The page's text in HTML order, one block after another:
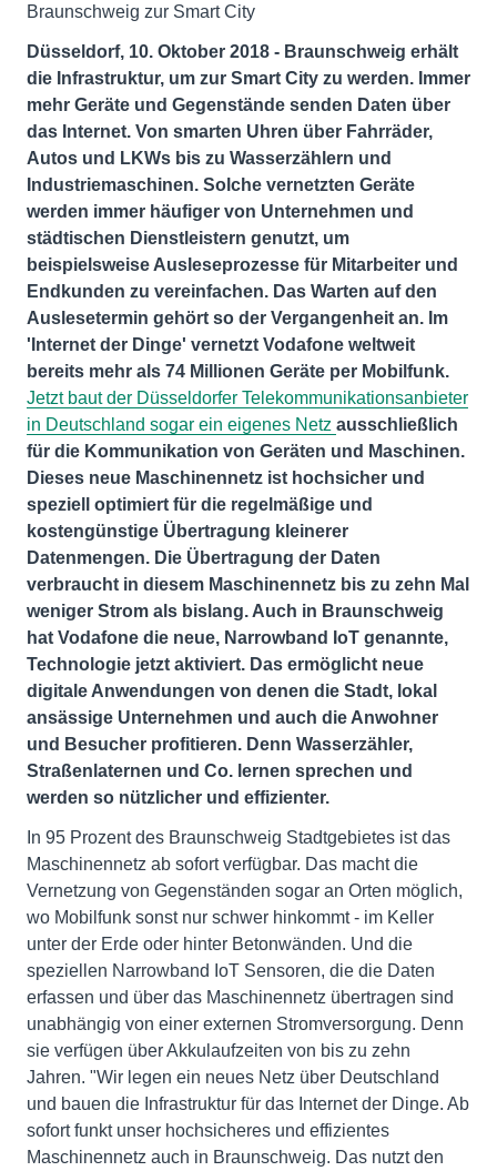
Braunschweig zur Smart City
Düsseldorf, 10. Oktober 2018 - Braunschweig erhält
die Infrastruktur, um zur Smart City zu werden. Immer
mehr Geräte und Gegenstände senden Daten über
das Internet. Von smarten Uhren über Fahrräder,
Autos und LKWs bis zu Wasserzählern und
Industriemaschinen. Solche vernetzten Geräte
werden immer häufiger von Unternehmen und
städtischen Dienstleistern genutzt, um
beispielsweise Ausleseprozesse für Mitarbeiter und
Endkunden zu vereinfachen. Das Warten auf den
Auslesetermin gehört so der Vergangenheit an. Im
'Internet der Dinge' vernetzt Vodafone weltweit
bereits mehr als 74 Millionen Geräte per Mobilfunk.
Jetzt baut der Düsseldorfer Telekommunikationsanbieter
in Deutschland sogar ein eigenes Netz ausschließlich
für die Kommunikation von Geräten und Maschinen.
Dieses neue Maschinennetz ist hochsicher und
speziell optimiert für die regelmäßige und
kostengünstige Übertragung kleinerer
Datenmengen. Die Übertragung der Daten
verbraucht in diesem Maschinennetz bis zu zehn Mal
weniger Strom als bislang. Auch in Braunschweig
hat Vodafone die neue, Narrowband IoT genannte,
Technologie jetzt aktiviert. Das ermöglicht neue
digitale Anwendungen von denen die Stadt, lokal
ansässige Unternehmen und auch die Anwohner
und Besucher profitieren. Denn Wasserzähler,
Straßenlaternen und Co. lernen sprechen und
werden so nützlicher und effizienter.
In 95 Prozent des Braunschweig Stadtgebietes ist das
Maschinennetz ab sofort verfügbar. Das macht die
Vernetzung von Gegenständen sogar an Orten möglich,
wo Mobilfunk sonst nur schwer hinkommt - im Keller
unter der Erde oder hinter Betonwänden. Und die
speziellen Narrowband IoT Sensoren, die die Daten
erfassen und über das Maschinennetz übertragen sind
unabhängig von einer externen Stromversorgung. Denn
sie verfügen über Akkulaufzeiten von bis zu zehn
Jahren. "Wir legen ein neues Netz über Deutschland
und bauen die Infrastruktur für das Internet der Dinge. Ab
sofort funkt unser hochsicheres und effizientes
Maschinennetz auch in Braunschweig. Das nutzt den